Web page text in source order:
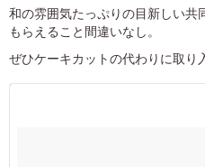
和の雰囲気たっぷりの目新しい共
もらえること間違いなし。
ぜひケーキカットの代わりに取り